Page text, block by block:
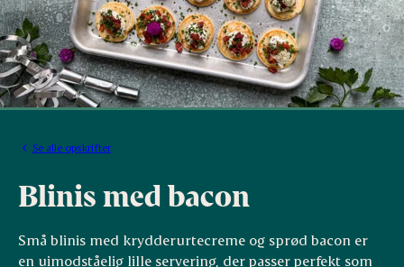
Se alle opskrifter
Blinis med bacon
Små blinis med krydderurtecreme og sprød bacon er
en uimodståelig lille servering, der passer perfekt som